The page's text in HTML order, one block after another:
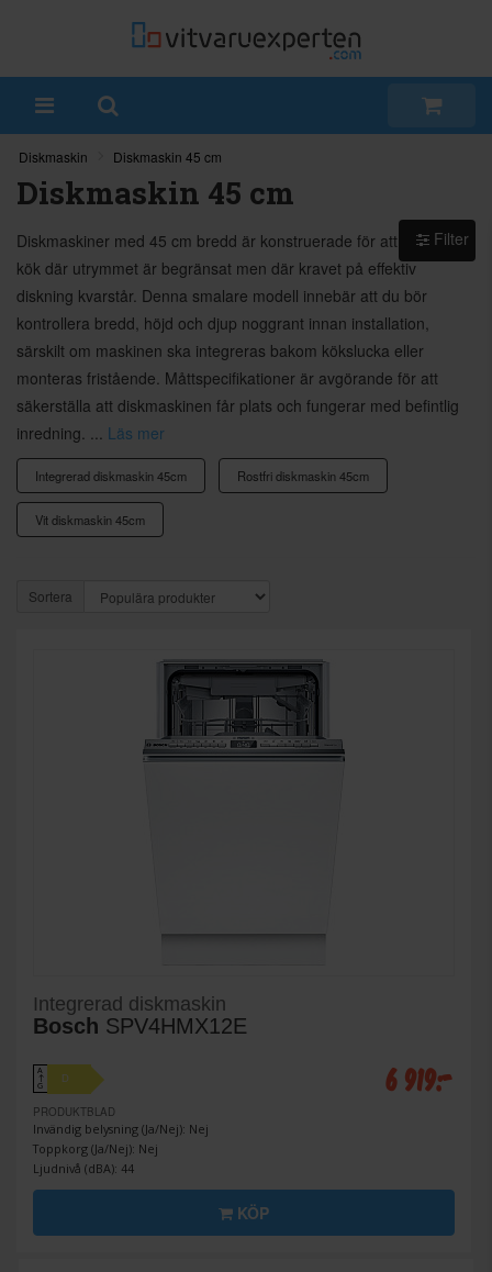
Diskmaskin Diskmaskin 45 cm
Diskmaskin 45 cm
Diskmaskiner med 45 cm bredd är konstruerade för att passa i
kök där utrymmet är begränsat men där kravet på effektiv
diskning kvarstår. Denna smalare modell innebär att du bör
kontrollera bredd, höjd och djup noggrant innan installation,
särskilt om maskinen ska integreras bakom kökslucka eller
monteras fristående. Måttspecifikationer är avgörande för att
säkerställa att diskmaskinen får plats och fungerar med befintlig
inredning. ... Läs mer
Integrerad diskmaskin 45cm Rostfri diskmaskin 45cm
Vit diskmaskin 45cm
Sortera
Integrerad diskmaskin
Bosch SPV4HMX12E
A
↑
G
D
PRODUKTBLAD
Invändig belysning (Ja/Nej): Nej
Toppkorg (Ja/Nej): Nej
Ljudnivå (dBA): 44
6 919:-
KÖP
Filter